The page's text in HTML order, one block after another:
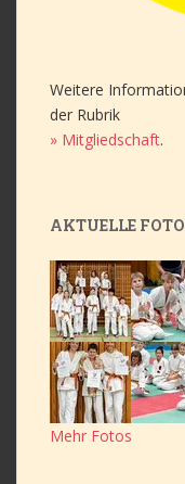
Weitere
der Rubrik
» Mitgliedschaft.
AKTUELLE
Mehr Fotos